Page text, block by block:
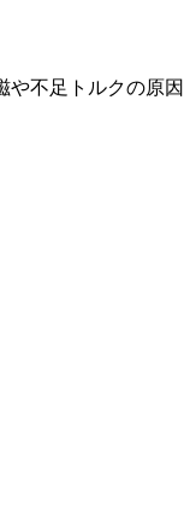
や不足トルクの原因